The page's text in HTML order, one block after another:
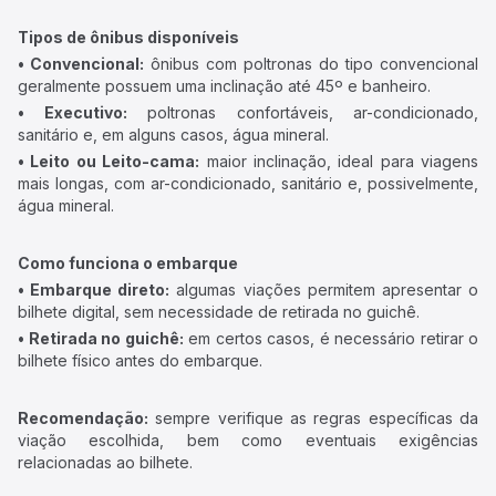
Tipos de ônibus disponíveis
• Convencional: ônibus com poltronas do tipo convencional
geralmente possuem uma inclinação até 45º e banheiro.
• Executivo: poltronas confortáveis, ar-condicionado,
sanitário e, em alguns casos, água mineral.
• Leito ou Leito-cama: maior inclinação, ideal para viagens
mais longas, com ar-condicionado, sanitário e, possivelmente,
água mineral.
Como funciona o embarque
• Embarque direto: algumas viações permitem apresentar o
bilhete digital, sem necessidade de retirada no guichê.
• Retirada no guichê: em certos casos, é necessário retirar o
bilhete físico antes do embarque.
Recomendação: sempre verifique as regras específicas da
viação escolhida, bem como eventuais exigências
relacionadas ao bilhete.